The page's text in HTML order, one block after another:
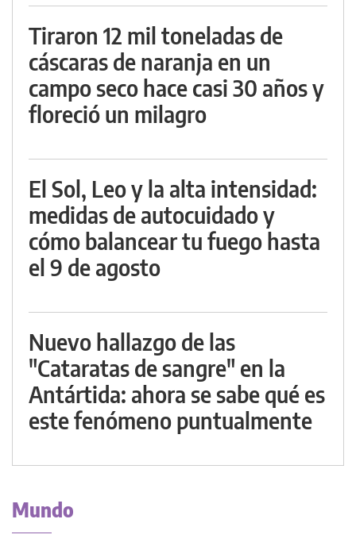
Tiraron 12 mil toneladas de
cáscaras de naranja en un
campo seco hace casi 30 años y
floreció un milagro
El Sol, Leo y la alta intensidad:
medidas de autocuidado y
cómo balancear tu fuego hasta
el 9 de agosto
Nuevo hallazgo de las
"Cataratas de sangre" en la
Antártida: ahora se sabe qué es
este fenómeno puntualmente
Mundo